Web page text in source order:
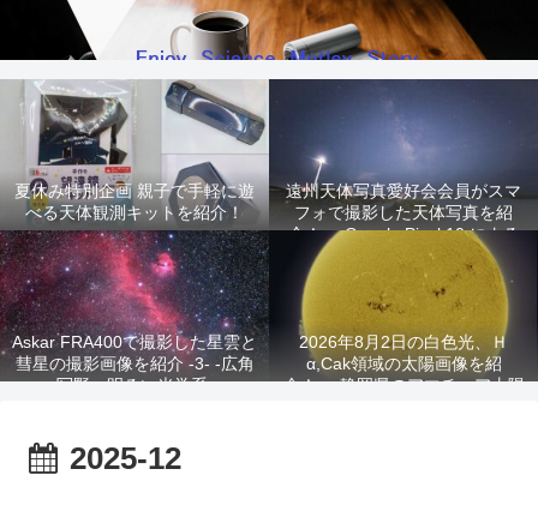
夏休み特別企画 親子で手軽に遊
べる天体観測キットを紹介！
遠州天体写真愛好会会員がスマ
フォで撮影した天体写真を紹
介！ -Google Pixel 10 による
星景写真-
Askar FRA400で撮影した星雲と
彗星の撮影画像を紹介 -3- -広角
写野、明るい光学系-
2026年8月2日の白色光、Ｈ
α,Cak領域の太陽画像を紹
介！ -静岡県のアマチュア太陽
2025-12